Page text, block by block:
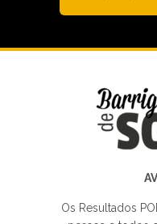
Os Resultados